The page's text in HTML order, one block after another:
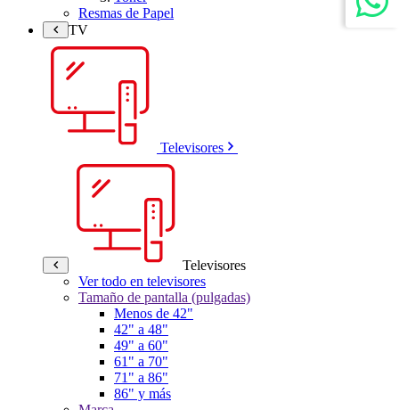
Resmas de Papel
TV
Televisores
Televisores
Ver todo en televisores
Tamaño de pantalla (pulgadas)
Menos de 42"
42" a 48"
49" a 60"
61" a 70"
71" a 86"
86" y más